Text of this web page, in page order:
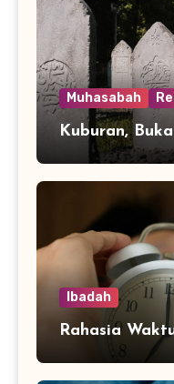
Muhasabah
Kuburan,
Ibadah
Rahasia